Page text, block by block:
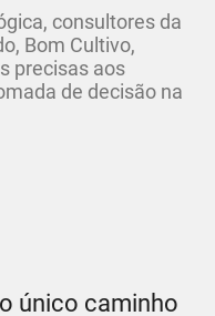
consultores da
Bom Cultivo,
precisas aos
de decisão na
único caminho